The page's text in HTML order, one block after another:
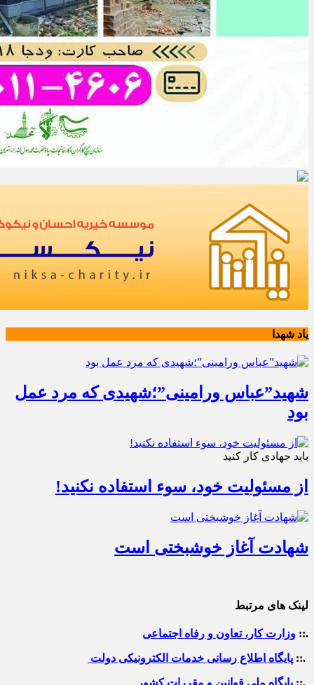
یاد شهدا
شهید”عباس ورامینی”؛شهیدی که مرد عمل
بود
باید جهادی کار کنید
از مسئولیت خود، سوء استفاده نکنید!
شهادت آغاز خوشبختی است
لینک های مرتبط
.:: وزارت کار، تعاون و رفاه اجتماعی
.:: پایگاه اطلاع رسانی خدمات الکترونیکی دولت